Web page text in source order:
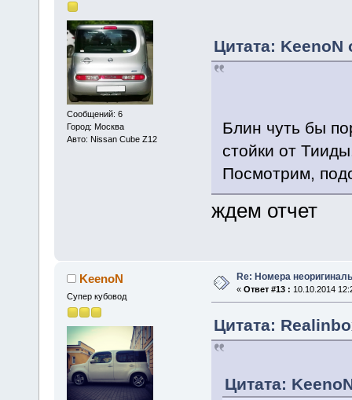
Сообщений: 6
Город: Москва
Авто: Nissan Cube Z12
Цитата: KeenoN
Блин чуть бы
стойки от
Посмотрим,
ждем отчет
KeenoN
Супер кубовод
Re: Номера
« Ответ #13 : 10.10.2014
Цитата:
Цитата: